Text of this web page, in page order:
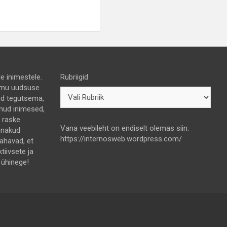
inimestele.
uudsuse
tegutsema,
inimesed,
et
ja
Rubriigid
Vana veebileht on endiselt olemas siin:
https://internosweb.wordpress.com/